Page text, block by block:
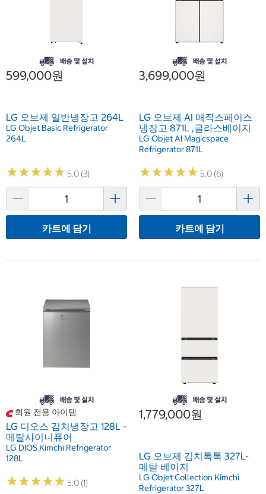
599,000원
LG 오브제 일반냉장고 264L
LG Objet Basic Refrigerator
264L
★★★★★
★★★★★ 5.0 (3)
카트에 담기
3,699,000원
LG 오브제 AI 매직스페이스
냉장고 871L ,글라스베이지
LG Objet AI Magicspace
Refrigerator 871L
★★★★★
★★★★★ 5.0 (6)
카트에 담기
회원 전용 아이템
LG 디오스 김치냉장고 128L -
메탈샤이니퓨어
LG DIOS Kimchi Refrigerator
128L
★★★★★
★★★★★ 5.0 (1)
1,779,000원
LG 오브제 김치톡톡 327L-
메탈 베이지
LG Objet Collection Kimchi
Refrigerator 327L